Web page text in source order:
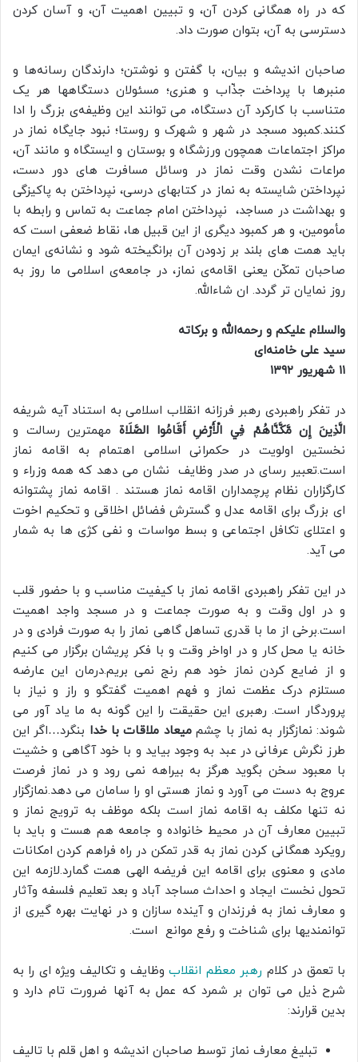
که در راه همگانی کردن آن، و تبیین اهمیت آن، و آسان کردن
دسترسی به آن، بتوان صورت داد.
صاحبان اندیشه و بیان، با گفتن و نوشتن؛ دارندگان رسانه‌ها و
منبرها با پرداخت جذّاب و هنری؛ مسئولان دستگاهها هر یک
متناسب با کارکرد آن دستگاه، می توانند این وظیفه‌ی بزرگ را ادا
کنند.کمبود مسجد در شهر و شهرک و روستا؛ نبود جایگاه نماز در
مراکز اجتماعات همچون ورزشگاه و بوستان و ایستگاه و مانند آن،
مراعات نشدن وقت نماز در وسائل مسافرت های دور دست،
نپرداختن شایسته به نماز در کتابهای درسی، نپرداختن به پاکیزگی
و بهداشت در مساجد، نپرداختن امام جماعت به تماس و رابطه با
مأمومین، و هر کمبود دیگری از این قبیل‌ ها، نقاط ضعفی است که
باید همت های بلند بر زدودن آن برانگیخته شود و نشانه‌ی ایمان
صاحبان تمکّن یعنی اقامه‌ی نماز، در جامعه‌ی اسلامی ما روز به
روز نمایان ‌تر گردد. ان شاءالله.
والسلام علیکم و رحمه‌الله و برکاته
سید علی خامنه‌ای
۱۱ شهریور ۱۳۹۲
در تفکر راهبردی رهبر فرزانه انقلاب اسلامی به استناد آیه شریفه
الَّذِينَ إِن مَّكَّنَّاهُمْ فِي الْأَرْضِ أَقَامُوا الصَّلَاة مهمترین رسالت و
نخستین اولویت در حکمرانی اسلامی اهتمام به اقامه نماز
است.تعبیر رسای در صدر وظایف نشان می دهد که همه وزراء و
کارگزاران نظام پرچمداران اقامه نماز هستند . اقامه نماز پشتوانه
ای بزرگ برای اقامه عدل و گسترش فضائل اخلاقی و تحکیم اخوت
و اعتلای تکافل اجتماعی و بسط مواسات و نفی کژی ها به شمار
می آید.
در این تفکر راهبردی اقامه نماز با کیفیت مناسب و با حضور قلب
و در اول وقت و به صورت جماعت و در مسجد واجد اهمیت
است.برخی از ما با قدری تساهل گاهی نماز را به صورت فرادی و در
خانه یا محل کار و در اواخر وقت و با فکر پریشان برگزار می کنیم
و از ضایع کردن نماز خود هم رنج نمی بریم.درمان این عارضه
مستلزم درک عظمت نماز و فهم اهمیت گفتگو و راز و نیاز با
پروردگار است. رهبری این حقیقت را این گونه به ما یاد آور می
شوند: نمازگزار به نماز با چشممیعاد ملاقات با خدا بنگرد…اگر این
طرز نگرش عرفانی در عبد به وجود بیاید و با خود آگاهی و خشیت
با معبود سخن بگوید هرگز به بیراهه نمی رود و در نماز فرصت
عروج به دست می آورد و نماز هستی او را سامان می دهد.نمازگزار
نه تنها مکلف به اقامه نماز است بلکه موظف به ترویج نماز و
تبیین معارف آن در محیط خانواده و جامعه هم هست و باید با
رویکرد همگانی کردن نماز به قدر تمکن در راه فراهم کردن امکانات
مادی و معنوی برای اقامه این فریضه الهی همت گمارد.لازمه این
تحول نخست ایجاد و احداث مساجد آباد و بعد تعلیم فلسفه وآثار
و معارف نماز به فرزندان و آینده سازان و در نهایت بهره گیری از
توانمندیها برای شناخت و رفع موانع است.
با تعمق در کلام رهبر معظم انقلابوظایف و تکالیف ویژه ای را به
شرح ذیل می توان بر شمرد که عمل به آنها ضرورت تام دارد و
بدین قرارند:
تبلیغ معارف نماز توسط صاحبان اندیشه و اهل قلم با تالیف